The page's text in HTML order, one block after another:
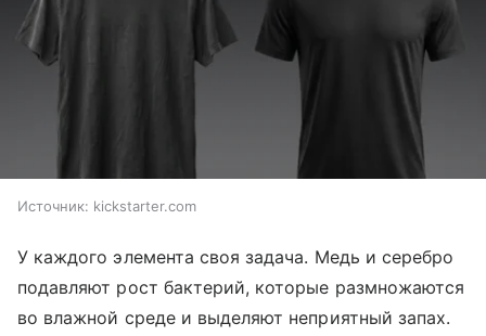
Источник: kickstarter.com
У каждого элемента своя задача. Медь и серебро
подавляют рост бактерий, которые размножаются
во влажной среде и выделяют неприятный запах.